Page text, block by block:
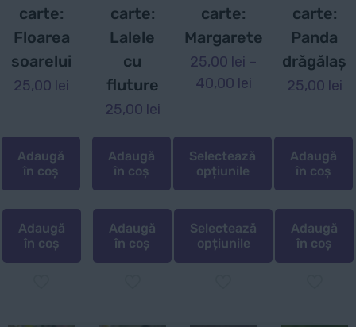
carte:
Floarea
soarelui
25,00 lei
Adaugă
în coș
Adaugă
în coș
carte:
Lalele
cu
fluture
25,00 lei
Adaugă
în coș
Adaugă
în coș
carte:
Margarete
25,00 lei –
40,00 lei Interval
la
40,00 lei
Selectează
opțiunile
Selectează
opțiunile
are
carte:
Panda
drăgălaș
25,00 lei
Adaugă
în coș
Adaugă
în coș